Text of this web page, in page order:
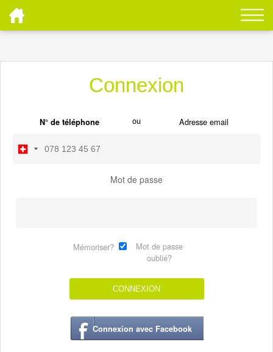
Connexion
N° de téléphone ou Adresse email
Mot de passe
Mémoriser?
Mot de passe
oublié?
CONNEXION
Connexion avec Facebook